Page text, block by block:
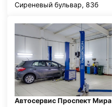
Сиреневый бульвар, 83б
Автосервис Проспект Мира